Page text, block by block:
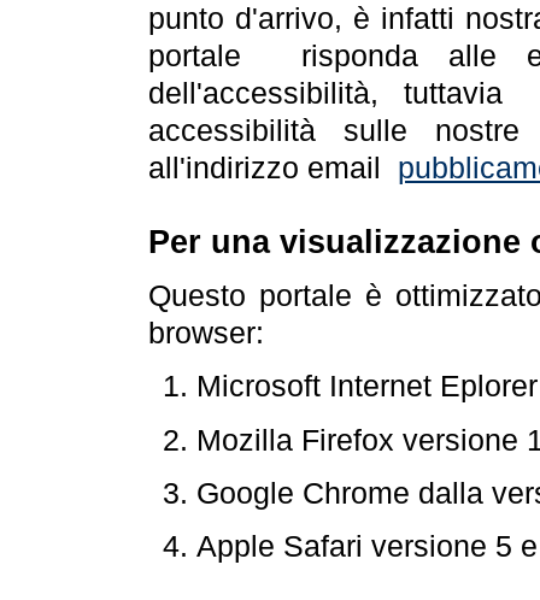
punto d'arrivo, è infatti
portale risponda alle
dell'accessibilità,
accessibilità sulle
all'indirizzo email
Per una visualizzazione
Questo portale è
browser:
Microsoft Internet
Mozilla Firefox versione
Google Chrome dalla
Apple Safari versione 5